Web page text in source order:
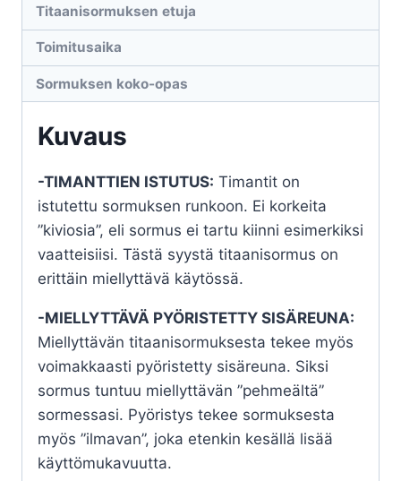
Titaanisormuksen etuja
Toimitusaika
Sormuksen koko-opas
Kuvaus
-TIMANTTIEN ISTUTUS: Timantit on
istutettu sormuksen runkoon. Ei korkeita
”kiviosia”, eli sormus ei tartu kiinni esimerkiksi
vaatteisiisi. Tästä syystä titaanisormus on
erittäin miellyttävä käytössä.
-MIELLYTTÄVÄ PYÖRISTETTY SISÄREUNA:
Miellyttävän titaanisormuksesta tekee myös
voimakkaasti pyöristetty sisäreuna. Siksi
sormus tuntuu miellyttävän ”pehmeältä”
sormessasi. Pyöristys tekee sormuksesta
myös ”ilmavan”, joka etenkin kesällä lisää
käyttömukavuutta.